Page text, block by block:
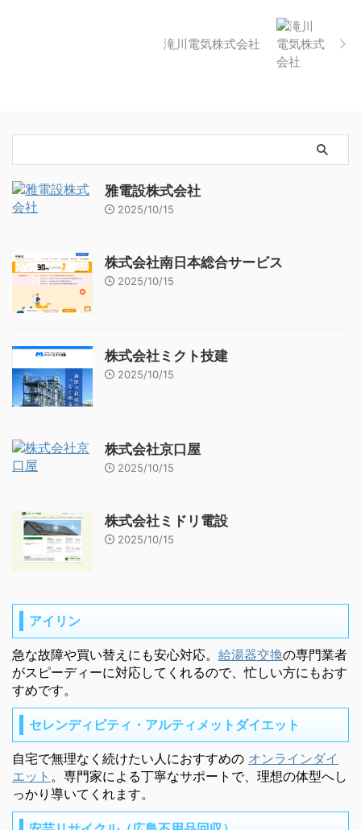
滝川電気株式会社
雅電設株式会社
2025/10/15
株式会社南日本総合サービス
2025/10/15
株式会社ミクト技建
2025/10/15
株式会社京口屋
2025/10/15
株式会社ミドリ電設
2025/10/15
アイリン
急な故障や買い替えにも安心対応。 給湯器交換の専門業者
がスピーディーに対応してくれるので、忙しい方にもおす
すめです。
セレンディピティ・アルティメットダイエット
自宅で無理なく続けたい人におすすめの オンラインダイ
エット 。専門家による丁寧なサポートで、理想の体型へし
っかり導いてくれます。